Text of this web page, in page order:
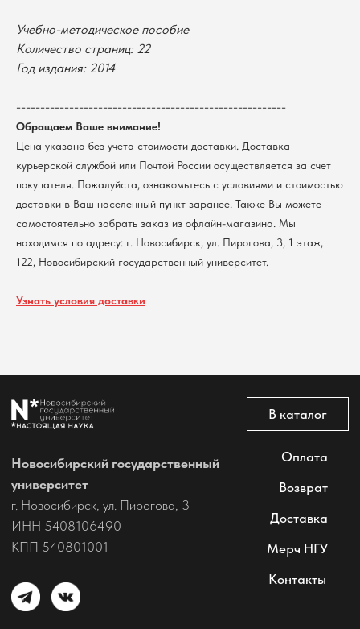
Учебно-методическое пособие
Количество страниц: 22
Год издания: 2014
--------------------------------------------------------
Обращаем Ваше внимание!
Цена указана без учета стоимости доставки. Доставка
курьерской службой или Почтой России осуществляется за счет
покупателя. Пожалуйста, ознакомьтесь с условиями и стоимостью
доставки в Ваш населенный пункт заранее. Также Вы можете
самостоятельно забрать заказ из офлайн-магазина. Мы
находимся по адресу: г. Новосибирск, ул. Пирогова, 3, 1 этаж,
122, Новосибирский государственный университет.
Узнать условия доставки
Политика обработки персональных данных
Согласие на обработку персональных данных
пользователей сайта
г. Новосибирск, ул. Пирогова, 3
ИНН 5408106490